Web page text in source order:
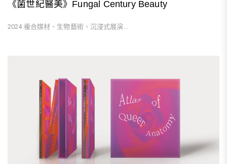
《菌世紀醫美》Fungal Century Beauty
2024 複合媒材、生物藝術、沉浸式展演...